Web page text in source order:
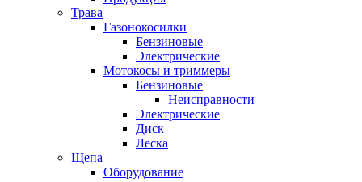
Трава
Газонокосилки
Бензиновые
Электрические
Мотокосы и триммеры
Бензиновые
Неисправности
Электрические
Диск
Леска
Щепа
Оборудование